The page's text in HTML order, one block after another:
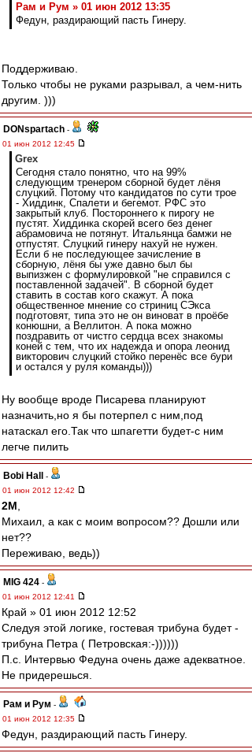
Рам и Рум » 01 июн 2012 13:35
Федун, раздирающий пасть Гинеру.
Поддерживаю.
Только чтобы не руками разрывал, а чем-нить
другим. )))
DONspartach -
01 июн 2012 12:45
Grex
Сегодня стало понятно, что на 99%
следующим тренером сборной будет лёня
слуцкий. Потому что кандидатов по сути трое
- Хиддинк, Спалети и бегемот. РФС это
закрытый клуб. Постороннего к пирогу не
пустят. Хиддинка скорей всего без денег
абрамовича не потянут. Итальянца бамжи не
отпустят. Слуцкий гинеру нахуй не нужен.
Если б не последующее зачисление в
сборную, лёня бы уже давно был бы
выпизжен с формулировкой "не справился с
поставленной задачей". В сборной будет
ставить в состав кого скажут. А пока
общественное мнение со стриниц СЭкса
подготовят, типа это не он виноват в проёбе
конюшни, а Веллитон. А пока можно
поздравить от чистго сердца всех знакомы
коней с тем, что их надежда и опора леонид
викторович слуцкий стойко перенёс все бури
и остался у руля команды)))
Ну вообще вроде Писарева планируют
назначить,но я бы потерпел с ним,под
натаскал его.Так что шпагетти будет-с ним
легче пилить
Bobi Hall
-
01 июн 2012 12:42
2M
Михаил, а как с моим вопросом?? Дошли или
нет??
Переживаю, ведь))
MIG 424 -
01 июн 2012 12:41
Край » 01 июн 2012 12:52
Следуя этой логике, гостевая трибуна будет -
трибуна Петра ( Петровская:-))))))
П.с. Интервью Федуна очень даже адекватное.
Не придерешься.
Рам и Рум -
01 июн 2012 12:35
Федун, раздирающий пасть Гинеру.